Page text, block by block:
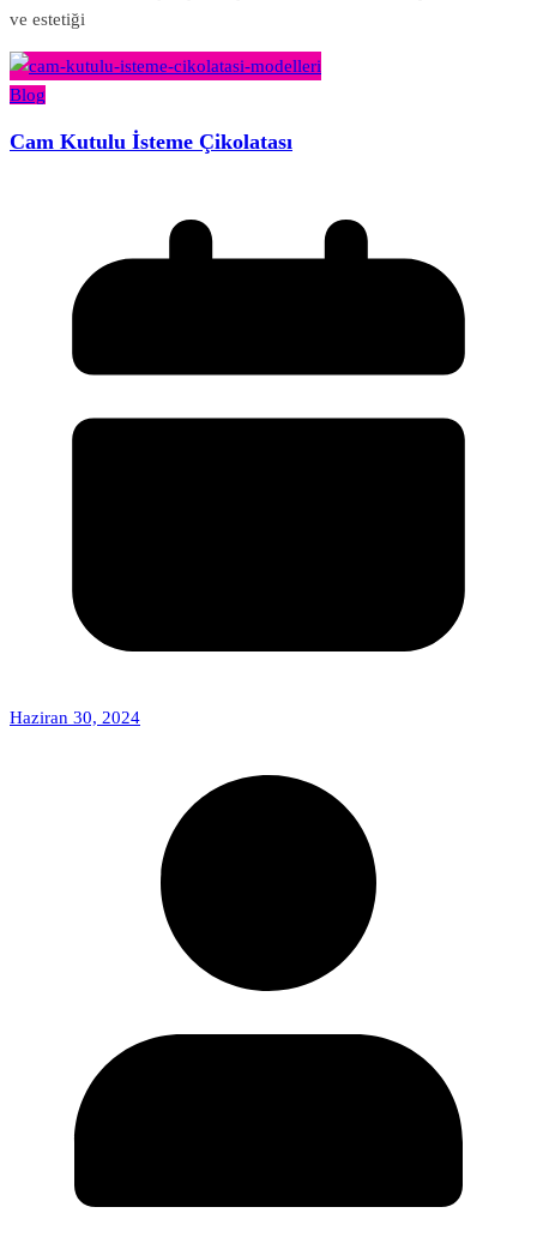
ve estetiği
Blog
Cam Kutulu İsteme Çikolatası
Haziran 30, 2024